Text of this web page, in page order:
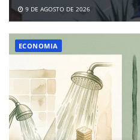
9 DE AGOSTO DE 2026
ECONOMIA